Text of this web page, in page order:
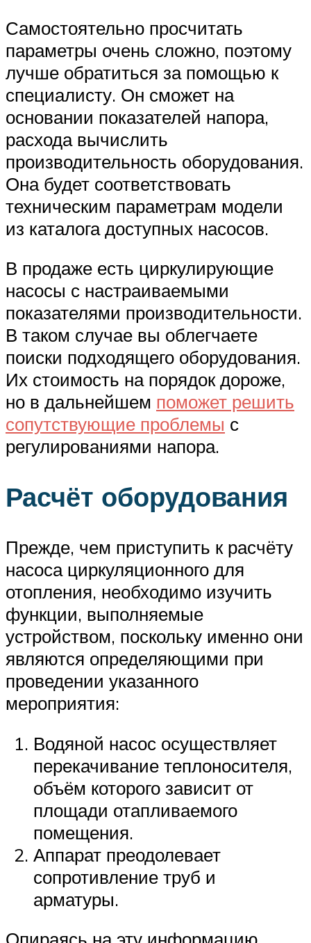
Самостоятельно просчитать
параметры очень сложно, поэтому
лучше обратиться за помощью к
специалисту. Он сможет на
основании показателей напора,
расхода вычислить
производительность оборудования.
Она будет соответствовать
техническим параметрам модели
из каталога доступных насосов.
В продаже есть циркулирующие
насосы с настраиваемыми
показателями производительности.
В таком случае вы облегчаете
поиски подходящего оборудования.
Их стоимость на порядок дороже,
но в дальнейшем поможет решить
сопутствующие проблемы с
регулированиями напора.
Расчёт оборудования
Прежде, чем приступить к расчёту
насоса циркуляционного для
отопления, необходимо изучить
функции, выполняемые
устройством, поскольку именно они
являются определяющими при
проведении указанного
мероприятия:
Водяной насос осуществляет
перекачивание теплоносителя,
объём которого зависит от
площади отапливаемого
помещения.
Аппарат преодолевает
сопротивление труб и
арматуры.